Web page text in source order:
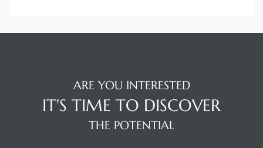
ARE YOU INTERESTED
IT'S TIME TO DISCOVER
THE POTENTIAL